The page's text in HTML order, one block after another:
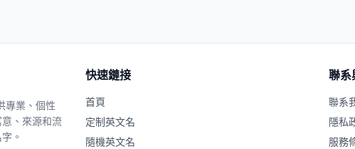
專業、個性
、來源和流
。
快速鏈接
首頁
定制英文名
隨機英文名
聯系
聯系
隱私
服務